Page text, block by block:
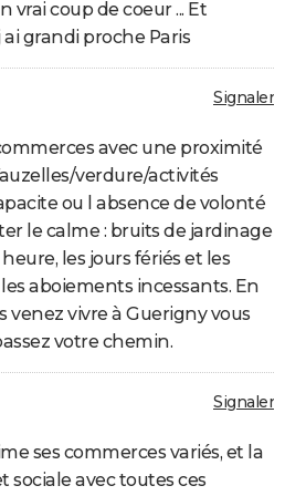
vrai coup de coeur ... Et
grandi proche Paris
Signaler
avec une proximité
verdure/activités
ou l absence de volonté
le calme : bruits de jardinage
les jours fériés et les
aboiements incessants. En
venez vivre à Guerigny vous
votre chemin.
Signaler
ses commerces variés, et la
avec toutes ces